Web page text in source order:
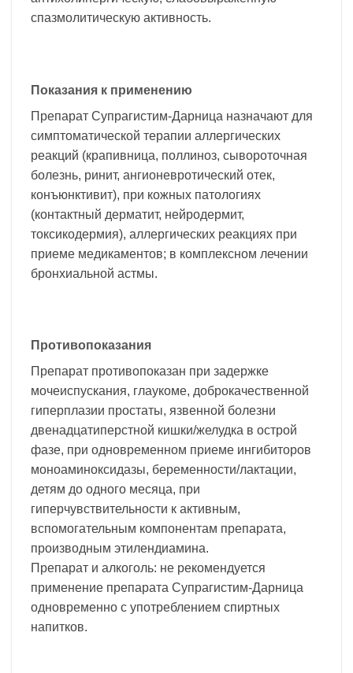
спазмолитическую активность.
Показания к применению
Препарат Супрагистим-Дарница назначают для
симптоматической терапии аллергических
реакций (крапивница, поллиноз, сывороточная
болезнь, ринит, ангионевротический отек,
конъюнктивит), при кожных патологиях
(контактный дерматит, нейродермит,
токсикодермия), аллергических реакциях при
приеме медикаментов; в комплексном лечении
бронхиальной астмы.
Противопоказания
Препарат противопоказан при задержке
мочеиспускания, глаукоме, доброкачественной
гиперплазии простаты, язвенной болезни
двенадцатиперстной кишки/желудка в острой
фазе, при одновременном приеме ингибиторов
моноаминоксидазы, беременности/лактации,
детям до одного месяца, при
гиперчувствительности к активным,
вспомогательным компонентам препарата,
производным этилендиамина.
Препарат и алкоголь: не рекомендуется
применение препарата Супрагистим-Дарница
одновременно с употреблением спиртных
напитков.